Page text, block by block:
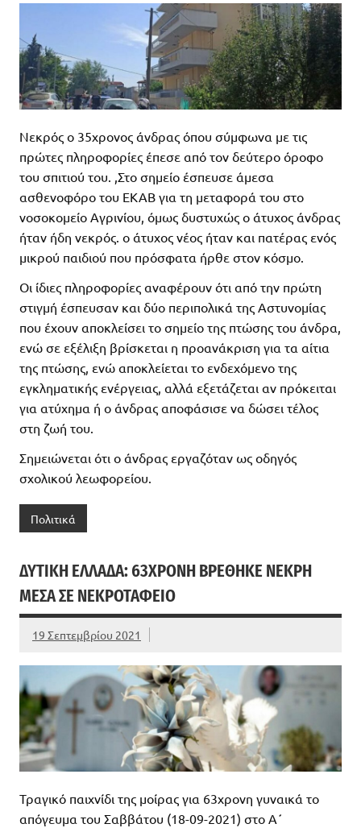
Νεκρός ο 35χρονος άνδρας όπου σύμφωνα με τις
πρώτες πληροφορίες έπεσε από τον δεύτερο όροφο
του σπιτιού του. ,Στο σημείο έσπευσε άμεσα
ασθενοφόρο του ΕΚΑΒ για τη μεταφορά του στο
νοσοκομείο Αγρινίου, όμως δυστυχώς ο άτυχος άνδρας
ήταν ήδη νεκρός. ο άτυχος νέος ήταν και πατέρας ενός
μικρού παιδιού που πρόσφατα ήρθε στον κόσμο.
Οι ίδιες πληροφορίες αναφέρουν ότι από την πρώτη
στιγμή έσπευσαν και δύο περιπολικά της Αστυνομίας
που έχουν αποκλείσει το σημείο της πτώσης του άνδρα,
ενώ σε εξέλιξη βρίσκεται η προανάκριση για τα αίτια
της πτώσης, ενώ αποκλείεται το ενδεχόμενο της
εγκληματικής ενέργειας, αλλά εξετάζεται αν πρόκειται
για ατύχημα ή ο άνδρας αποφάσισε να δώσει τέλος
στη ζωή του.
Σημειώνεται ότι ο άνδρας εργαζόταν ως οδηγός
σχολικού λεωφορείου.
Πολιτικά
ΔΥΤΙΚΉ ΕΛΛΆΔΑ: 63ΧΡΟΝΗ ΒΡΈΘΗΚΕ ΝΕΚΡΉ
ΜΈΣΑ ΣΕ ΝΕΚΡΟΤΑΦΕΊΟ
19 Σεπτεμβρίου 2021
Τραγικό παιχνίδι της μοίρας για 63χρονη γυναικά το
απόγευμα του Σαββάτου (18-09-2021) στο Α΄